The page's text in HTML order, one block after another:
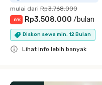
mulai dari Rp3.768.000
-6% Rp3.508.000 /bulan
Diskon sewa min. 12 Bulan
Lihat info lebih banyak